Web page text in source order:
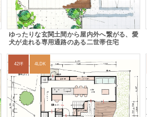
ゆったりな玄関土間から屋内外へ繋がる、愛
犬が走れる専用通路のある二世帯住宅
42坪 4LDK